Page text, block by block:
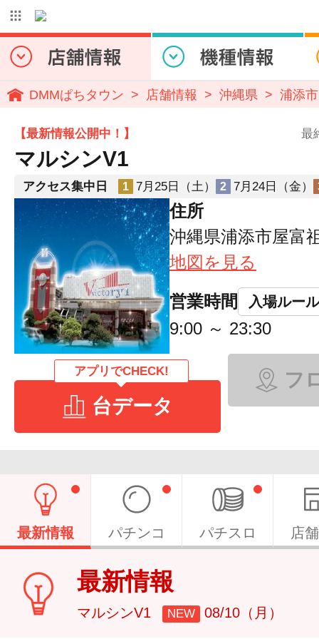
DMMぱちタウン 店舗情報 沖縄県 浦添市
【最新情報公開中！】
マルシンV1
最
アクセス集中日 1 7月25日（土） 2 7月24日（金）
住所
沖縄県浦添市屋富
地図を見る
営業時間 入場ルール
9:00 ～ 23:30
アプリでCHECK!
台データ
フ
最新情報 パチンコ パチスロ 店
最新情報
マルシンV1 NEW 08/10（月）